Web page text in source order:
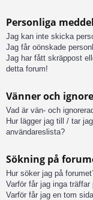
Personliga
Jag kan inte skicka
Jag får oönskade
Jag har fått skräppost
detta forum!
Vänner och
Vad är vän- och
Hur lägger jag till / tar
användareslista?
Sökning på
Hur söker jag på
Varför får jag inga
Varför får jag en tom